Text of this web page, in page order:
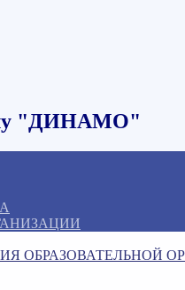
"ДИНАМО"
ОБРАЗОВАТЕЛЬНОЙ